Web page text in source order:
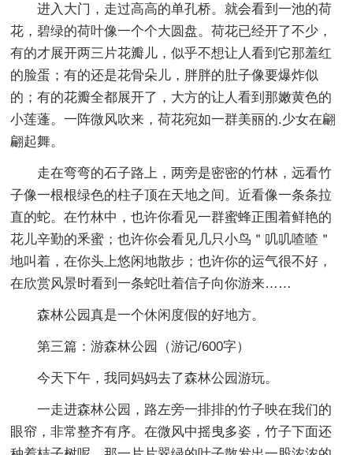
进入大门，走过高高的单孔桥。就会看到一池的荷
花，碧绿的荷叶像一个个大圆盘。荷花已经开了不少，
有的才展开两三片花瓣儿，似乎不想让人看到它那羞红
的脸蛋；有的还是花骨朵儿，胖胖的肚子像要爆炸似
的；有的花瓣全都展开了，大方的让人看到那嫩黄色的
小莲蓬。一阵微风吹来，荷花宛如一群美丽的.少女在翩
翩起舞。
走在弯弯的石子路上，两旁是密密的竹林，远看竹
子像一根根绿色的柱子顶在天地之间。近看像一条条拉
直的蛇。在竹林中，也许你看见一群蜜蜂正围着鲜艳的
花儿辛勤的釆蜜；也许你会看见几只小鸟＂叽叽喳喳＂
地叫着，在你头上悠闲地散步；也许你的运气很不好，
在欣赏风景时看到一条蛇吐着信子向你游来……
森林公园真是一个休闲度假的好地方。
第三篇：游森林公园 （游记/600字）
今天下午，我同妈妈去了森林公园游玩。
一走进森林公园，路左旁一排排的竹子映在我们的
眼帘，非常整齐有序。在微风中摇曳多姿，竹子下面还